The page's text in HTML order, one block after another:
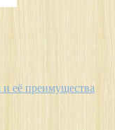
её преимущества